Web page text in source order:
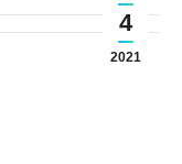
4
2021